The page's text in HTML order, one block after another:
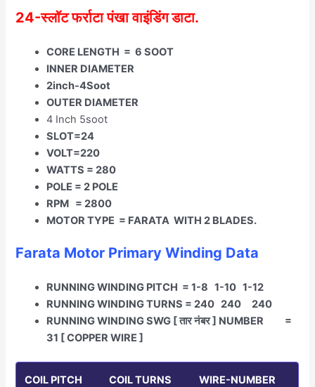
24-स्लॉट फर्राटा पंखा वाइंडिंग डाटा.
CORE LENGTH = 6 SOOT
INNER DIAMETER
2inch-4Soot
OUTER DIAMETER
4 Inch 5soot
SLOT=24
VOLT=220
WATTS = 280
POLE = 2 POLE
RPM = 2800
MOTOR TYPE = FARATA WITH 2 BLADES.
Farata Motor Primary Winding Data
RUNNING WINDING PITCH = 1-8 1-10 1-12
RUNNING WINDING TURNS = 240 240 240
RUNNING WINDING SWG [ तार नंबर ] NUMBER =
31 [ COPPER WIRE ]
COIL PITCH COIL TURNS WIRE-NUMBER